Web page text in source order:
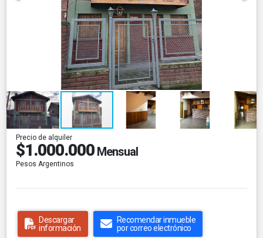
Precio de alquiler
$1.000.000 Mensual
Pesos Argentinos
Descargar
información
Recomendar inmueble
por correo electrónico